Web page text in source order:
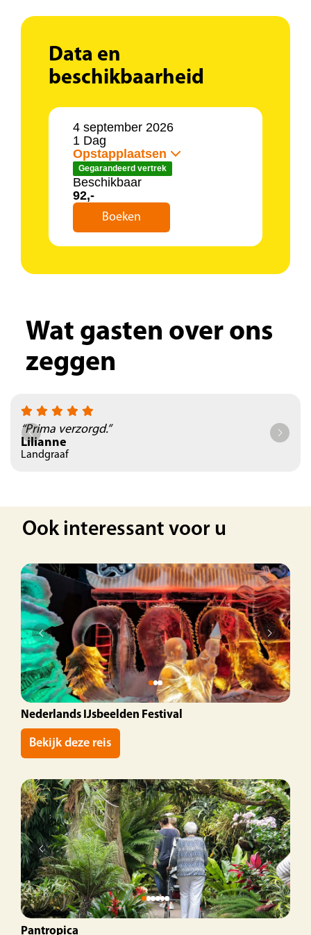
Reisprogramma:
18.00 uur: aanvang terugreis
Data en
beschikbaarheid
4 september 2026
1 Dag
Opstapplaatsen
Gegarandeerd vertrek
Beschikbaar
92,-
Boeken
Wat gasten over ons
zeggen
“Prima verzorgd.”
Lilianne
Landgraaf
Ook interessant voor u
Nederlands IJsbeelden Festival
Bekijk deze reis
Pantropica